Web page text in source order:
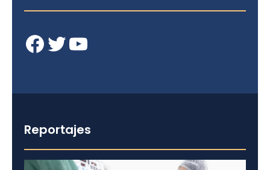
Facebook Twitter YouTube
Reportajes